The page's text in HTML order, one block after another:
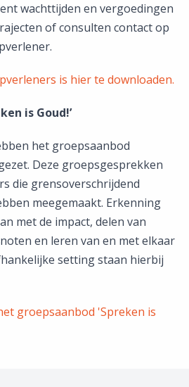
wachttijden en vergoedingen
of consulten contact op
is hier te downloaden.
is Goud!’
het groepsaanbod
Deze groepsgesprekken
die grensoverschrijdend
meegemaakt. Erkenning
met de impact, delen van
en leren van en met elkaar
setting staan hierbij
groepsaanbod 'Spreken is